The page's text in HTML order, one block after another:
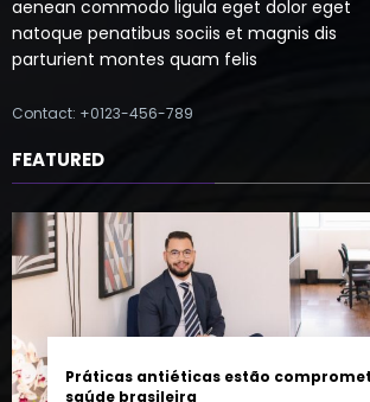
parturient montes quam felis
Contact: +0123-456-789
FEATURED
Práticas antiéticas estão
7 de agosto de 2026 0 Comentários